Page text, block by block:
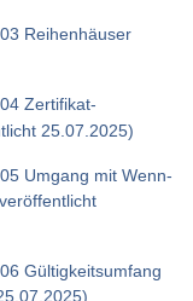
Reihenhäuser
Zertifikat-
25.07.2025)
Umgang mit Wenn-
Gültigkeitsumfang